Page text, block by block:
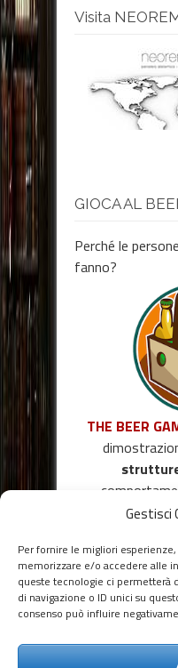
Gestisci
Per fornire le migliori
memorizzare e/o accedere alle
queste tecnologie ci permetterà
di navigazione o ID unici su
consenso può influire
Visita
GIOCA AL
Perché le
fanno?
THE BEER
d’ingresso più